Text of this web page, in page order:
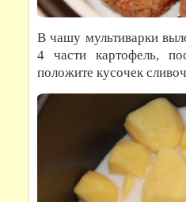
В чашу мультиварки
4 части картофель,
положите кусочек